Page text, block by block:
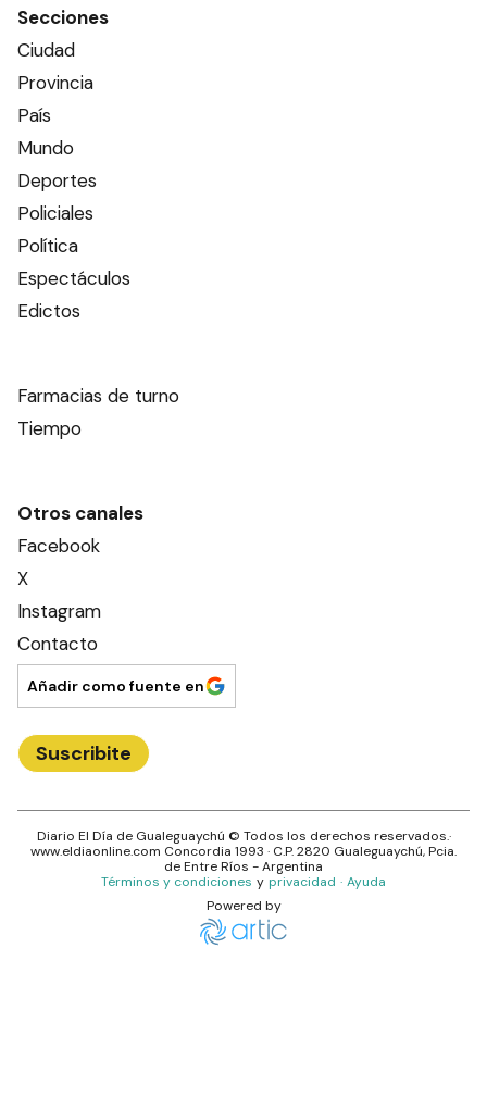
Secciones
Ciudad
Provincia
País
Mundo
Deportes
Policiales
Política
Espectáculos
Edictos
Farmacias de turno
Tiempo
Otros canales
Facebook
X
Instagram
Contacto
Añadir como fuente en
Suscribite
Diario El Día de Gualeguaychú © Todos los derechos reservados.·
www.eldiaonline.com Concordia 1993 · C.P.2820 Gualeguaychú, Pcia.
deEntre Ríos - Argentina
Términos y condiciones y privacidad · Ayuda
Powered by